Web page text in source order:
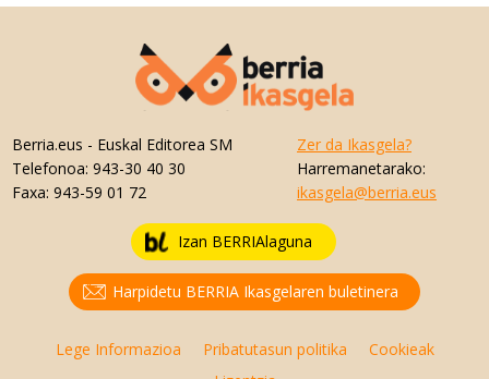
Berria.eus - Euskal Editorea SM
Telefonoa: 943-30 40 30
Faxa: 943-59 01 72
Zer da Ikasgela?
Harremanetarako:
ikasgela@berria.eus
Izan BERRIAlaguna
Harpidetu BERRIA Ikasgelaren buletinera
Lege Informazioa Pribatutasun politika
Cookieak